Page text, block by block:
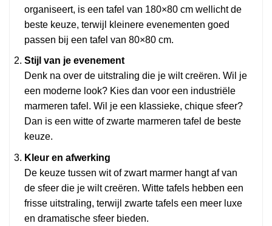
organiseert, is een tafel van 180×80 cm wellicht de
beste keuze, terwijl kleinere evenementen goed
passen bij een tafel van 80×80 cm.
Stijl van je evenement
Denk na over de uitstraling die je wilt creëren. Wil je
een moderne look? Kies dan voor een industriële
marmeren tafel. Wil je een klassieke, chique sfeer?
Dan is een witte of zwarte marmeren tafel de beste
keuze.
Kleur en afwerking
De keuze tussen wit of zwart marmer hangt af van
de sfeer die je wilt creëren. Witte tafels hebben een
frisse uitstraling, terwijl zwarte tafels een meer luxe
en dramatische sfeer bieden.